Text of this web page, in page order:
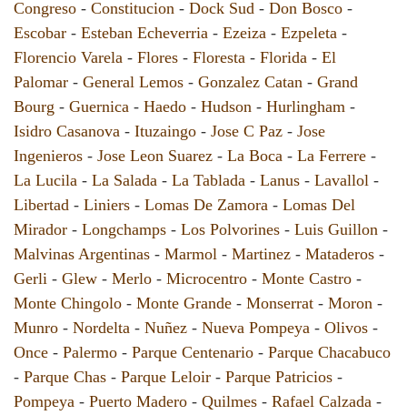
Congreso - Constitucion - Dock Sud - Don Bosco -
Escobar - Esteban Echeverria - Ezeiza - Ezpeleta -
Florencio Varela - Flores - Floresta - Florida - El
Palomar - General Lemos - Gonzalez Catan - Grand
Bourg - Guernica - Haedo - Hudson - Hurlingham -
Isidro Casanova - Ituzaingo - Jose C Paz - Jose
Ingenieros - Jose Leon Suarez - La Boca - La Ferrere -
La Lucila - La Salada - La Tablada - Lanus - Lavallol -
Libertad - Liniers - Lomas De Zamora - Lomas Del
Mirador - Longchamps - Los Polvorines - Luis Guillon -
Malvinas Argentinas - Marmol - Martinez - Mataderos -
Gerli - Glew - Merlo - Microcentro - Monte Castro -
Monte Chingolo - Monte Grande - Monserrat - Moron -
Munro - Nordelta - Nuñez - Nueva Pompeya - Olivos -
Once - Palermo - Parque Centenario - Parque Chacabuco
- Parque Chas - Parque Leloir - Parque Patricios -
Pompeya - Puerto Madero - Quilmes - Rafael Calzada -